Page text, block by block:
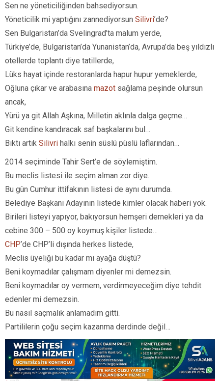
Sen ne yöneticiliğinden bahsediyorsun.
Yöneticilik mi yaptığını zannediyorsun Silivri’de?
Sen Bulgaristan’da Svelingrad’ta malum yerde,
Türkiye’de, Bulgaristan’da Yunanistan’da, Avrupa’da beş yıldızlı
otellerde toplantı diye tatillerde,
Lüks hayat içinde restoranlarda hapur hupur yemeklerde,
Oğluna çıkar ve arabasına mazot sağlama peşinde olursun
ancak,
Yürü ya git Allah Aşkına, Milletin aklınla dalga geçme…
Git kendine kandıracak saf başkalarını bul…
Bıktı artık Silivri halkı senin süslü püslü laflarından…
2014 seçiminde Tahir Sert’e de söylemiştim.
Bu meclis listesi ile seçim alman zor diye.
Bu gün Cumhur ittifakının listesi de aynı durumda.
Belediye Başkanı Adayının listede kimler olacak haberi yok.
Birileri listeyi yapıyor, bakıyorsun hemşeri dernekleri ya da
cebine 300 – 500 oy koymuş kişiler listede…
CHP’de CHP’li dışında herkes listede,
Meclis üyeliği bu kadar mı ayağa düştü?
Beni koymadılar çalışmam diyenler mi demezsin.
Beni koymadılar oy vermem, verdirmeyeceğim diye tehdit
edenler mi demezsin.
Bu nasıl saçmalık anlamadım gitti.
Partililerin çoğu seçim kazanma derdinde değil…